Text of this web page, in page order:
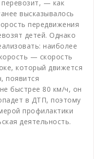
перевозит, — как
высказывалось
передвижения
детей. Однако
наиболее
— скорость
который движется
появится
быстрее 80 км/ч, он
в ДТП, поэтому
профилактики
деятельность.